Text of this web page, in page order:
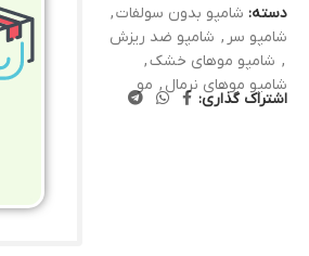
دسته: شامپو بدون سولفات,
شامپو سر , شامپو ضد ریزش
, شامپو موهای خشک,
شامپو موهای نرمال , مو
اشتراک گذاری: